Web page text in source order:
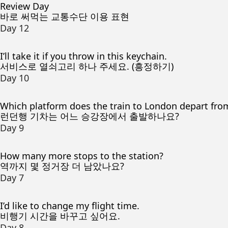
Review Day
바로 써먹는 교통수단 이용 표현
Day 12
I’ll take it if you throw in this keychain.
서비스로 열쇠고리 하나 주세요. (흥정하기)
Day 10
Which platform does the train to London depart
런던행 기차는 어느 승강장에서 출발하나요?
Day 9
How many more stops to the station?
역까지 몇 정거장 더 남았나요?
Day 7
I’d like to change my flight time.
비행기 시간을 바꾸고 싶어요.